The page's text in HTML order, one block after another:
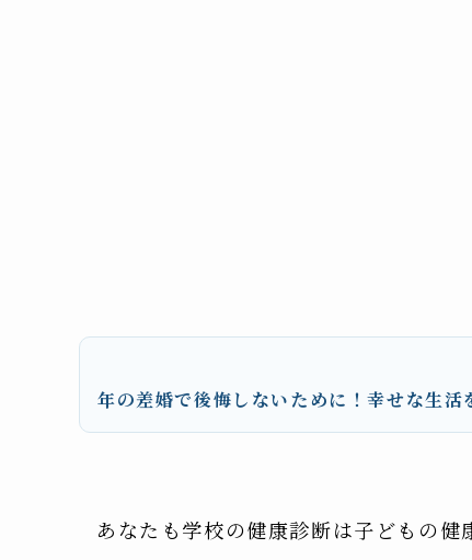
年の差婚で後悔しないために！幸せな生活
あなたも学校の健康診断は子どもの